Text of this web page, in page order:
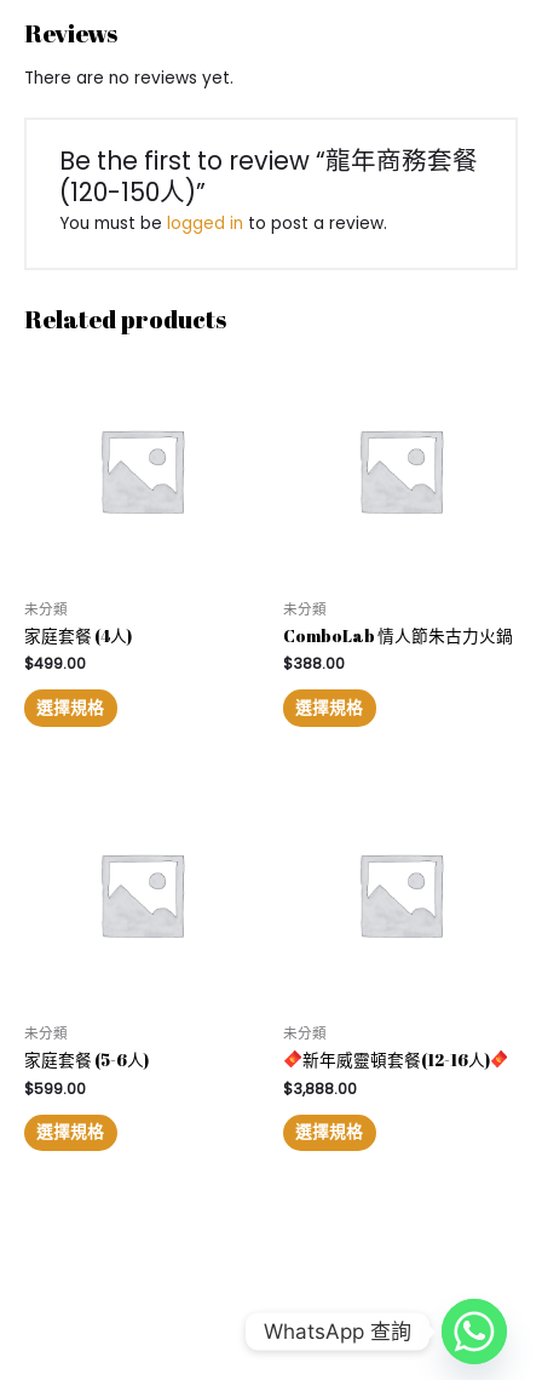
人)
Reviews
There are no reviews yet.
Be the first to review “龍年商務套餐
(120-150人)”
You must belogged in to post a review.
Related products
未分類
家庭套餐 (4人)
$499.00
選擇規格
未分類
ComboLab 情人節朱古力火鍋
$388.00
選擇規格
未分類
家庭套餐 (5-6人)
$599.00
選擇規格
未分類
新年威靈頓套餐(12-16人)
$3,888.00
選擇規格
WhatsApp 查詢